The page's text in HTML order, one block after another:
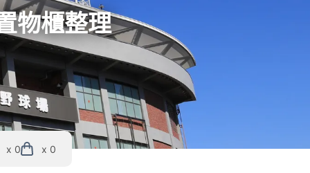
物櫃整理
x 0 x 0